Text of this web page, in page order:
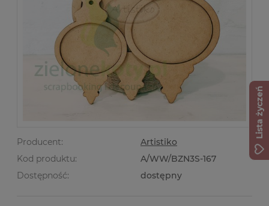
Producent:
Artistiko
Kod produktu:
A/WW/BZN3S-167
Dostępność:
dostępny
Lista życzeń